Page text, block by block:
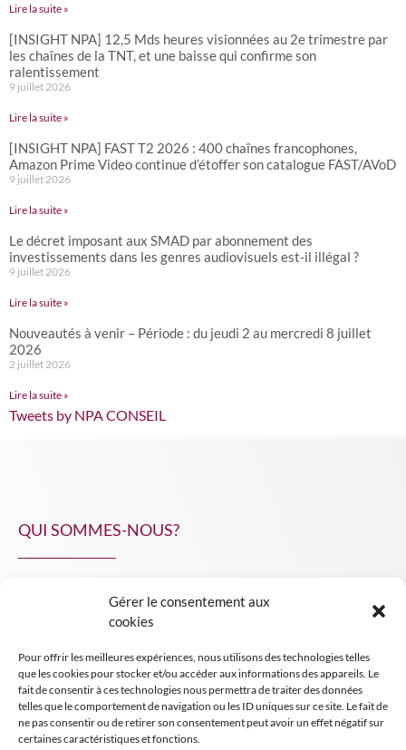
Gérer le consentement aux
cookies
Pour offrir les meilleures expériences, nous utilisons des technologies telles
que les cookies pour stocker et/ou accéder aux informations des appareils. Le
fait de consentir à ces technologies nous permettra de traiter des données
telles que le comportement de navigation ou les ID uniques sur ce site. Le fait de
ne pas consentir ou de retirer son consentement peut avoir un effet négatif sur
certaines caractéristiques et fonctions.
Lire la suite »
[INSIGHT NPA] 12,5 Mds heures visionnées au 2e trimestre par
les chaînes de la TNT, et une baisse qui confirme son
ralentissement
9 juillet 2026
Lire la suite »
[INSIGHT NPA] FAST T2 2026 : 400 chaînes francophones,
Amazon Prime Video continue d’étoffer son catalogue FAST/AVoD
9 juillet 2026
Lire la suite »
Le décret imposant aux SMAD par abonnement des
investissements dans les genres audiovisuels est-il illégal ?
9 juillet 2026
Lire la suite »
Nouveautés à venir – Période : du jeudi 2 au mercredi 8 juillet
2026
2 juillet 2026
Lire la suite »
Tweets by NPA CONSEIL
QUI SOMMES-NOUS?
INSIGHT NPA